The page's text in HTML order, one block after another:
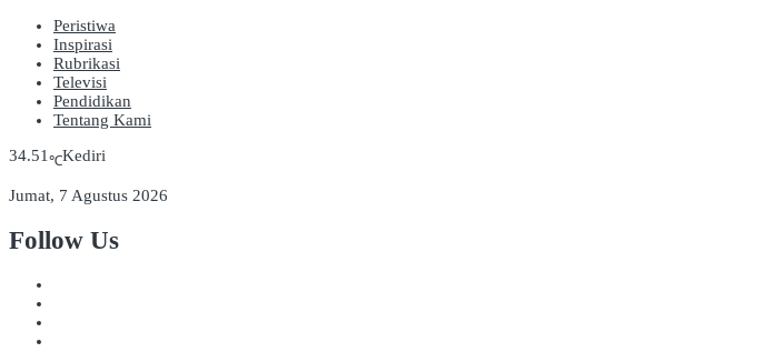
Peristiwa
Inspirasi
Rubrikasi
Televisi
Pendidikan
Tentang Kami
34.51 ℃Kediri
Jumat, 7 Agustus 2026
Follow Us